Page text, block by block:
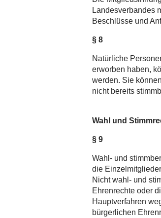
Landesverbandes
Beschlüsse und
§ 8
Natürliche
erworben haben,
werden. Sie
nicht bereits
Wahl und
§ 9
Wahl- und
die
Nicht wahl- und
Ehrenrechte oder
Hauptverfahren
bürgerlichen